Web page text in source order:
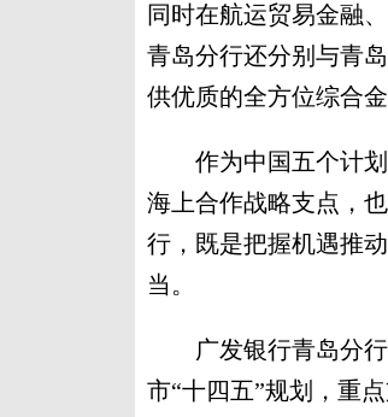
同时在航运贸易金融
青岛分行还分别与青
供优质的全方位综合金
作为中国五个计划
海上合作战略支点，
行，既是把握机遇推
当。
广发银行青岛分行
市“十四五”规划，重